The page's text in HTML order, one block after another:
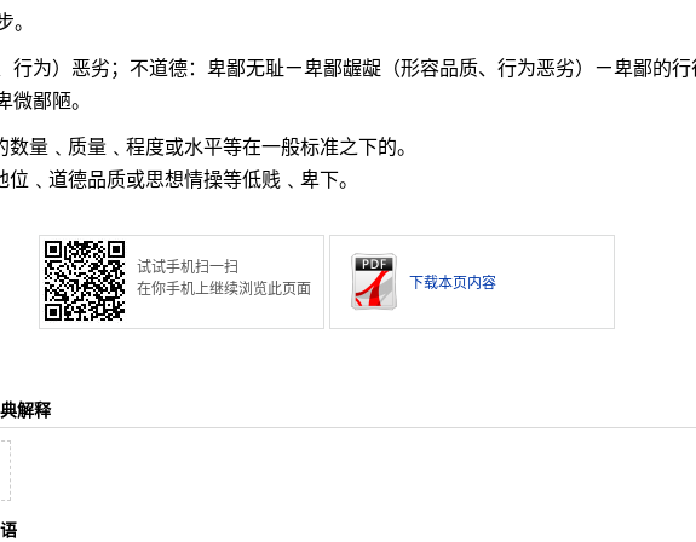
。
行为）恶劣；不道德：卑鄙无耻ㄧ卑鄙龌龊（形容品质、行为恶劣）ㄧ卑鄙的行
鄙陋。
数量﹑质量﹑程度或水平等在一般标准之下的。
位﹑道德品质或思想情操等低贱﹑卑下。
试试手机扫一扫
在你手机上继续浏览此页面
下载本页内容
解释